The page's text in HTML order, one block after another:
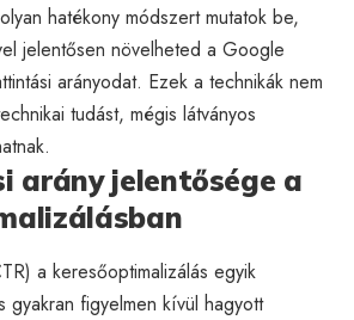
hatékony módszert mutatok be,
jelentősen növelheted a Google
arányodat. Ezek a technikák nem
tudást, mégis látványos
arány jelentősége a
a keresőoptimalizálás egyik
gyakran figyelmen kívül hagyott